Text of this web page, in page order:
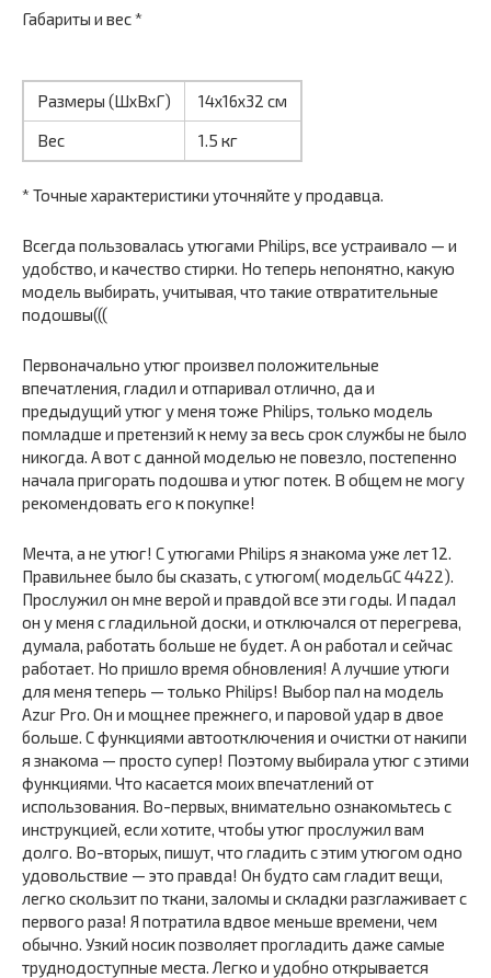
Габариты и вес *
Размеры (ШхВхГ)
14x16x32 см
Вес
1.5 кг
* Точные характеристики уточняйте у продавца.
Всегда пользовалась утюгами Philips, все устраивало — и
удобство, и качество стирки. Но теперь непонятно, какую
модель выбирать, учитывая, что такие отвратительные
подошвы(((
Первоначально утюг произвел положительные
впечатления, гладил и отпаривал отлично, да и
предыдущий утюг у меня тоже Philips, только модель
помладше и претензий к нему за весь срок службы не было
никогда. А вот с данной моделью не повезло, постепенно
начала пригорать подошва и утюг потек. В общем не могу
рекомендовать его к покупке!
Мечта, а не утюг! С утюгами Philips я знакома уже лет 12.
Правильнее было бы сказать, с утюгом( модельGC 4422).
Прослужил он мне верой и правдой все эти годы. И падал
он у меня с гладильной доски, и отключался от перегрева,
думала, работать больше не будет. А он работал и сейчас
работает. Но пришло время обновления! А лучшие утюги
для меня теперь — только Philips! Выбор пал на модель
Azur Pro. Он и мощнее прежнего, и паровой удар в двое
больше. С функциями автоотключения и очистки от накипи
я знакома — просто супер! Поэтому выбирала утюг с этими
функциями. Что касается моих впечатлений от
использования. Во-первых, внимательно ознакомьтесь с
инструкцией, если хотите, чтобы утюг прослужил вам
долго. Во-вторых, пишут, что гладить с этим утюгом одно
удовольствие — это правда! Он будто сам гладит вещи,
легко скользит по ткани, заломы и складки разглаживает с
первого раза! Я потратила вдвое меньше времени, чем
обычно. Узкий носик позволяет прогладить даже самые
труднодоступные места. Легко и удобно открывается